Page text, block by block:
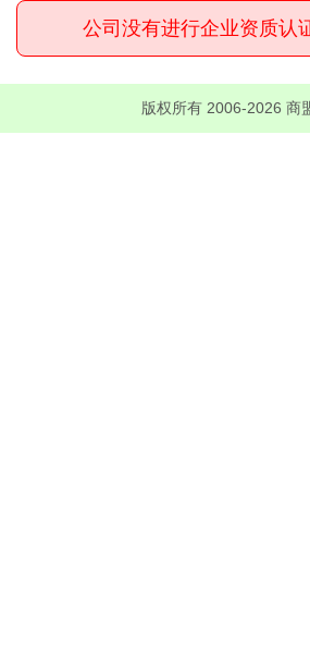
公司没有进行企业资质认
版权所有 2006-2026 商